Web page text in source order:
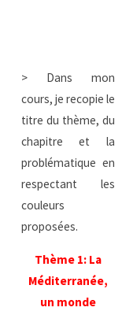
> Dans mon
cours, je recopie le
titre du thème, du
chapitre et la
problématique en
respectant les
couleurs
proposées.
Thème 1: La
Méditerranée,
un monde